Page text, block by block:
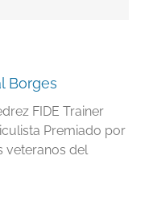
Borges
FIDE Trainer
Premiado por
veteranos del